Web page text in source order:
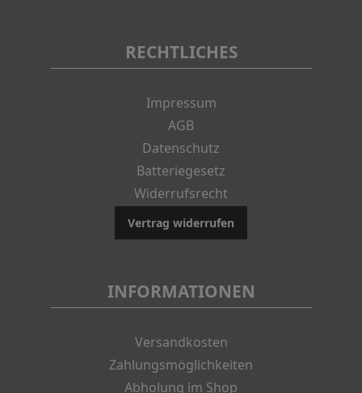
RECHTLICHES
Impressum
AGB
Datenschutz
Batteriegesetz
Widerrufsrecht
Vertrag widerrufen
INFORMATIONEN
Versandkosten
Zahlungsmöglichkeiten
Abholung im Shop